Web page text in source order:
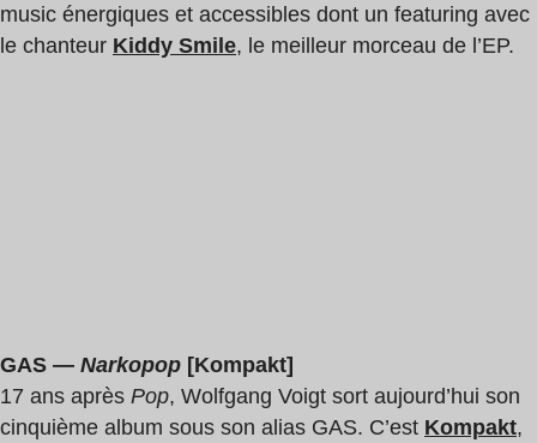
music énergiques et accessibles dont un featuring avec
le chanteur Kiddy Smile, le meilleur morceau de l’EP.
GAS — Narkopop [Kompakt]
17 ans après Pop, Wolfgang Voigt sort aujourd’hui son
cinquième album sous son alias GAS. C’est Kompakt,